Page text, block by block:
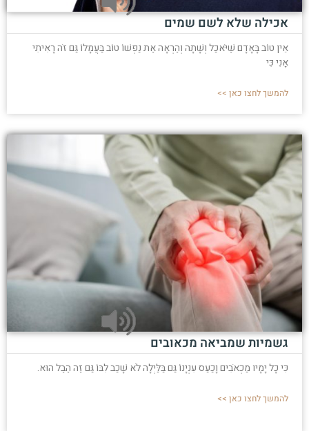
אכילה שלא לשם שמים
אֵין טוֹב בָּאָדָם שֶׁיֹּאכַל וְשָׁתָה וְהֶרְאָה אֶת נַפְשׁוֹ טוֹב בַּעֲמָלוֹ גַּם זֹה רָאִיתִי
אָנִי כִּי
להמשך לחצו כאן >>
גשמיות שמביאה מכאובים
כִּי כָל יָמָיו מַכְאֹבִים וָכַעַס עִנְיָנוֹ גַּם בַּלַּיְלָה לֹא שָׁכַב לִבּוֹ גַּם זֶה הֶבֶל הוּא.
להמשך לחצו כאן >>